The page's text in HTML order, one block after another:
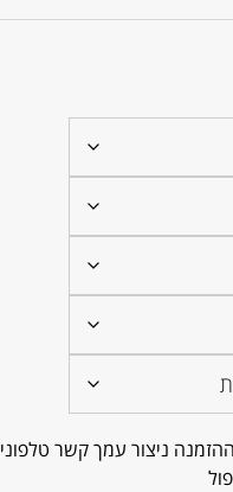
ניצור עמך קשר טלפוני